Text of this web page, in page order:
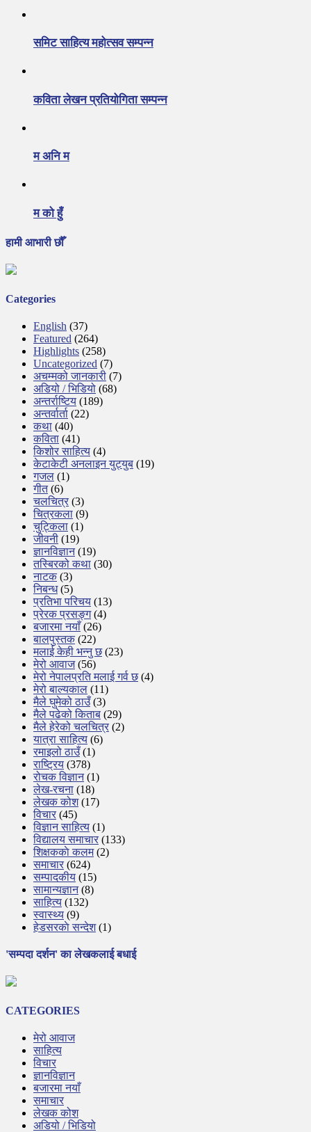
समिट साहित्य महोत्सव सम्पन्न
कविता लेखन प्रतियोगिता सम्पन्न
म अनि म
म को हुँ
हामी आभारी छौँ
Categories
English (37)
Featured (264)
Highlights (258)
Uncategorized (7)
अचम्मको जानकारी (7)
अडियो / भिडियो (68)
अन्तर्राष्टिय (189)
अन्तर्वार्ता (22)
कथा (40)
कविता (41)
किशोर साहित्य (4)
केटाकेटी अनलाइन युट्युब (19)
गजल (1)
गीत(6)
चलचित्र (3)
चित्रकला (9)
चुट्किला (1)
जीवनी (19)
ज्ञानविज्ञान(19)
तस्बिरको कथा (30)
नाटक(3)
निबन्ध(5)
प्रतिभा परिचय (13)
प्रेरक प्रसङ्ग(4)
बजारमा नयाँ(26)
बालपुस्तक(22)
मलाई केही भन्नु छ(23)
मेरो आवाज(56)
मेरो नेपालप्रति मलाई गर्व छ(4)
मेरो बाल्यकाल (11)
मैले घुमेको ठाउँ(3)
मैले पढेको किताब (29)
मैले हेरेको चलचित्र (2)
यात्रा साहित्य (6)
रमाइलो ठाउँ(1)
राष्ट्रिय (378)
रोचक विज्ञान(1)
लेख-रचना (18)
लेखक कोश(17)
विचार (45)
विज्ञान साहित्य (1)
विद्यालय समाचार (133)
शिक्षककाे कलम(2)
समाचार (624)
सम्पादकीय (15)
सामान्यज्ञान(8)
साहित्य (132)
स्वास्थ्य (9)
हेडसरकाे सन्देश(1)
'सम्पदा दर्शन' का लेखकलाई बधाई
CATEGORIES
मेरो आवाज
साहित्य
विचार
ज्ञानविज्ञान
बजारमा नयाँ
समाचार
लेखक कोश
अडियो / भिडियो